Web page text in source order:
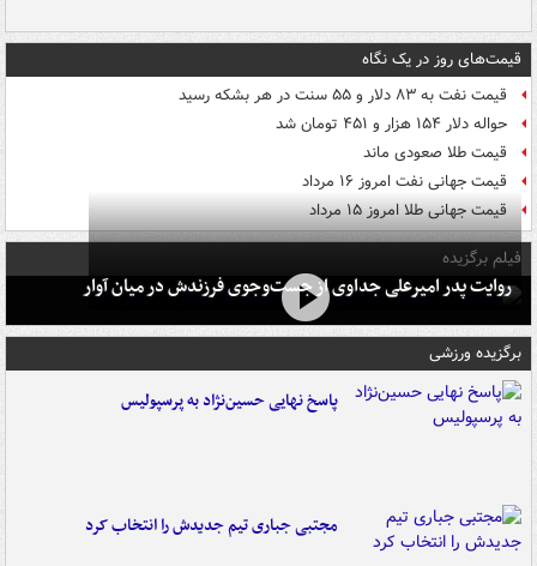
قیمت‌های روز در یک نگاه
قیمت نفت به ۸۳ دلار و ۵۵ سنت در هر بشکه رسید
حواله دلار ۱۵۴ هزار و ۴۵۱ تومان شد
قیمت طلا صعودی ماند
قیمت جهانی نفت امروز ۱۶ مرداد
قیمت جهانی طلا امروز ۱۵ مرداد
فیلم برگزیده
روایت پدر امیرعلی جداوی از جست‌وجوی فرزندش در میان آوار
برگزیده ورزشی
پاسخ نهایی حسین‌نژاد به پرسپولیس
مجتبی جباری تیم جدیدش را انتخاب کرد